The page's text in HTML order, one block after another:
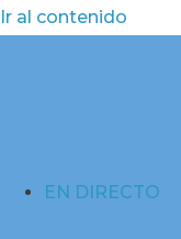
Ir al contenido
EN DIRECTO